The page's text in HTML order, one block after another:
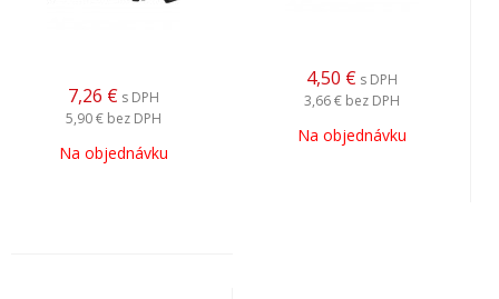
7,26 € s DPH
5,90 € bez DPH
Na objednávku
4,50 € s DPH
3,66 € bez DPH
Na objednávku